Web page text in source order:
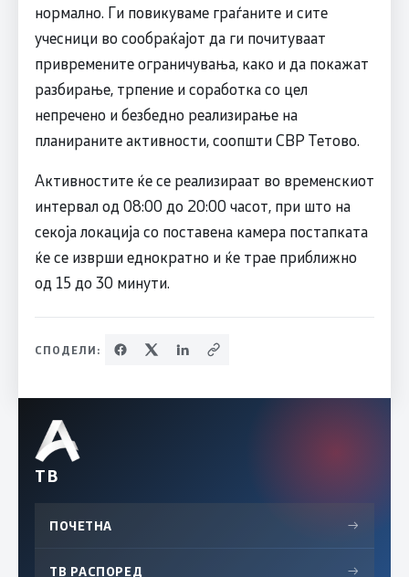
нормално. Ги повикуваме граѓаните и сите
учесници во сообраќајот да ги почитуваат
привремените ограничувања, како и да покажат
разбирање, трпение и соработка со цел
непречено и безбедно реализирање на
планираните активности, соопшти СВР Тетово.
Активностите ќе се реализираат во временскиот
интервал од 08:00 до 20:00 часот, при што на
секоја локација со поставена камера постапката
ќе се изврши еднократно и ќе трае приближно
од 15 до 30 минути.
СПОДЕЛИ:
ТВ
ПОЧЕТНА →
ТВ РАСПОРЕД →